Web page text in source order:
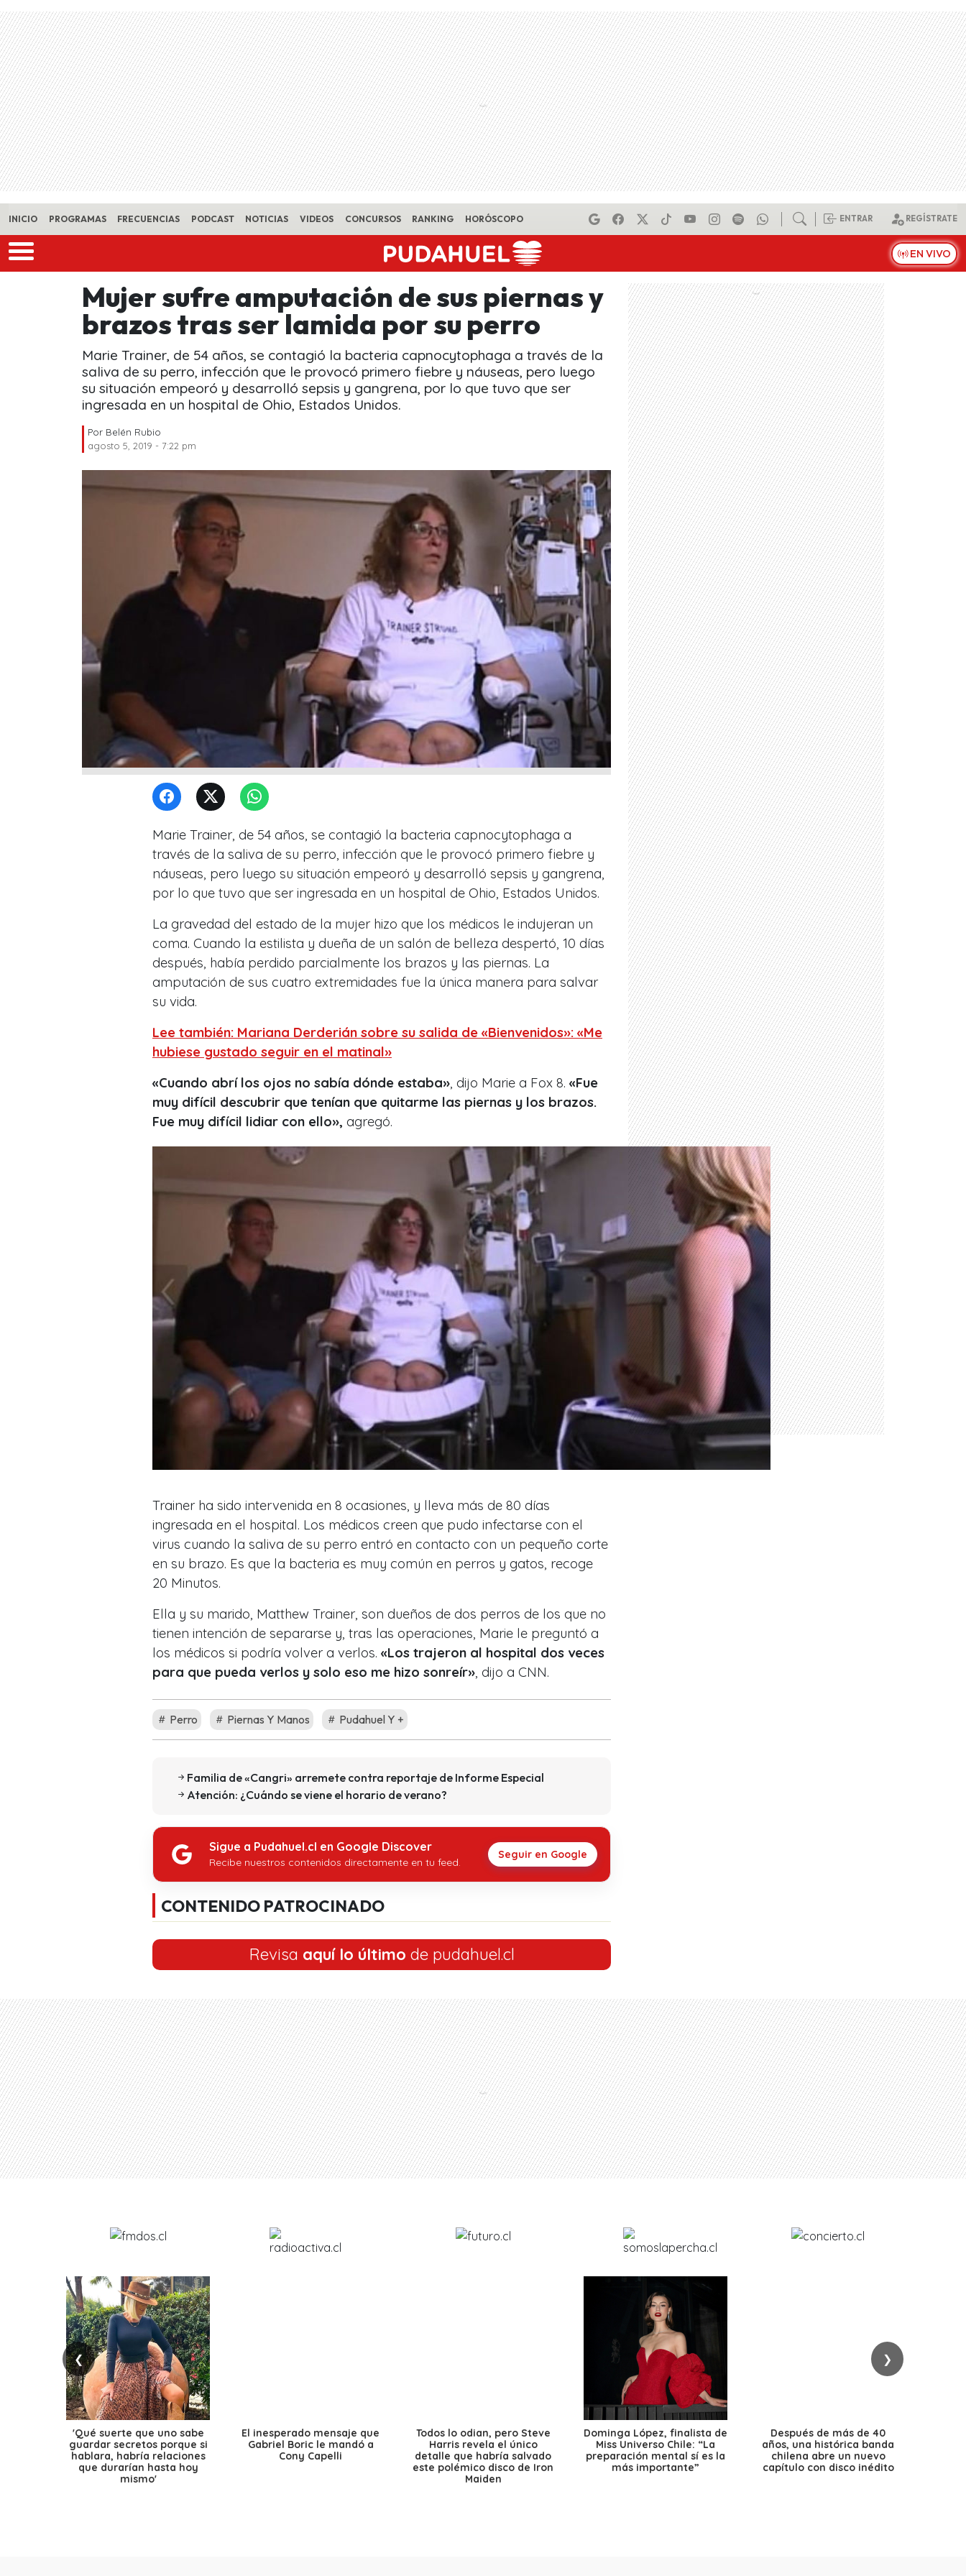
Skip to main content
INICIO PROGRAMAS FRECUENCIAS PODCAST NOTICIAS VIDEOS CONCURSOS RANKING HORÓSCOPO ENTRAR REGÍSTRATE
EN VIVO
Mujer sufre amputación de sus piernas y
brazos tras ser lamida por su perro
Marie Trainer, de 54 años, se contagió la bacteria capnocytophaga a través de la
saliva de su perro, infección que le provocó primero fiebre y náuseas, pero luego
su situación empeoró y desarrolló sepsis y gangrena, por lo que tuvo que ser
ingresada en un hospital de Ohio, Estados Unidos.
Por Belén Rubio
agosto 5, 2019 - 7:22 pm
Marie Trainer, de 54 años, se contagió la bacteria capnocytophaga a
través de la saliva de su perro, infección que le provocó primero fiebre y
náuseas, pero luego su situación empeoró y desarrolló sepsis y gangrena,
por lo que tuvo que ser ingresada en un hospital de Ohio, Estados Unidos.
La gravedad del estado de la mujer hizo que los médicos le indujeran un
coma. Cuando la estilista y dueña de un salón de belleza despertó, 10 días
después, había perdido parcialmente los brazos y las piernas. La
amputación de sus cuatro extremidades fue la única manera para salvar
su vida.
Lee también: Mariana Derderián sobre su salida de «Bienvenidos»: «Me
hubiese gustado seguir en el matinal»
«Cuando abrí los ojos no sabía dónde estaba» , dijo Marie a Fox 8. «Fue
muy difícil descubrir que tenían que quitarme las piernas y los brazos.
Fue muy difícil lidiar con ello», agregó.
Trainer ha sido intervenida en 8 ocasiones, y lleva más de 80 días
ingresada en el hospital. Los médicos creen que pudo infectarse con el
virus cuando la saliva de su perro entró en contacto con un pequeño corte
en su brazo. Es que la bacteria es muy común en perros y gatos, recoge
20 Minutos.
Ella y su marido, Matthew Trainer, son dueños de dos perros de los que no
tienen intención de separarse y, tras las operaciones, Marie le preguntó a
los médicos si podría volver a verlos. «Los trajeron al hospital dos veces
para que pueda verlos y solo eso me hizo sonreír» , dijo a CNN.
Perro Piernas Y Manos Pudahuel Y +
Familia de «Cangri» arremete contra reportaje de Informe Especial
Atención: ¿Cuándo se viene el horario de verano?
Sigue a Pudahuel.cl en Google Discover
Recibe nuestros contenidos directamente en tu feed.
Seguir en Google
CONTENIDO PATROCINADO
Revisa aquí lo último de pudahuel.cl
❮ ❯
'Qué suerte que uno sabe
guardar secretos porque si
hablara, habría relaciones
que durarían hasta hoy
mismo'
El inesperado mensaje que
Gabriel Boric le mandó a
Cony Capelli
Todos lo odian, pero Steve
Harris revela el único
detalle que habría salvado
este polémico disco de Iron
Maiden
Dominga López, finalista de
Miss Universo Chile: “La
preparación mental sí es la
más importante”
Después de más de 40
años, una histórica banda
chilena abre un nuevo
capítulo con disco inédito